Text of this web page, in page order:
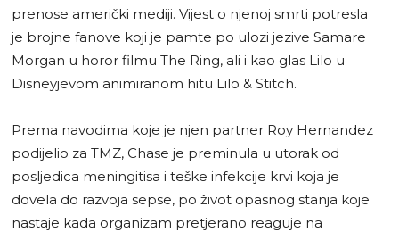
prenose američki mediji. Vijest o njenoj smrti potresla
je brojne fanove koji je pamte po ulozi jezive Samare
Morgan u horor filmu The Ring, ali i kao glas Lilo u
Disneyjevom animiranom hitu Lilo & Stitch.
Prema navodima koje je njen partner Roy Hernandez
podijelio za TMZ, Chase je preminula u utorak od
posljedica meningitisa i teške infekcije krvi koja je
dovela do razvoja sepse, po život opasnog stanja koje
nastaje kada organizam pretjerano reaguje na